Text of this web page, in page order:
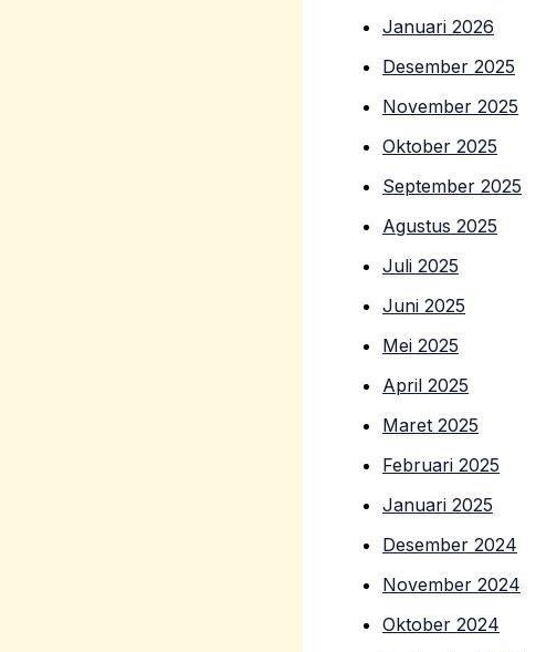
Januari 2026
Desember 2025
November 2025
Oktober 2025
September 2025
Agustus 2025
Juli 2025
Juni 2025
Mei 2025
April 2025
Maret 2025
Februari 2025
Januari 2025
Desember 2024
November 2024
Oktober 2024